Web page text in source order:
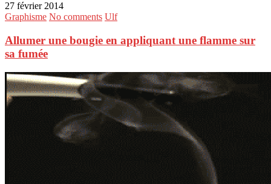
27 février 2014
Graphisme No comments Ulf
Allumer une bougie en appliquant une flamme sur
sa fumée